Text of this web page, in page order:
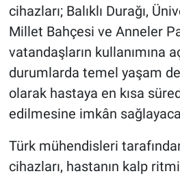
cihazları; Balıklı Durağı,
Millet Bahçesi ve Anneler
vatandaşların kullanımına
durumlarda temel yaşam
olarak hastaya en kısa
edilmesine imkân
Türk mühendisleri
cihazları, hastanın kalp